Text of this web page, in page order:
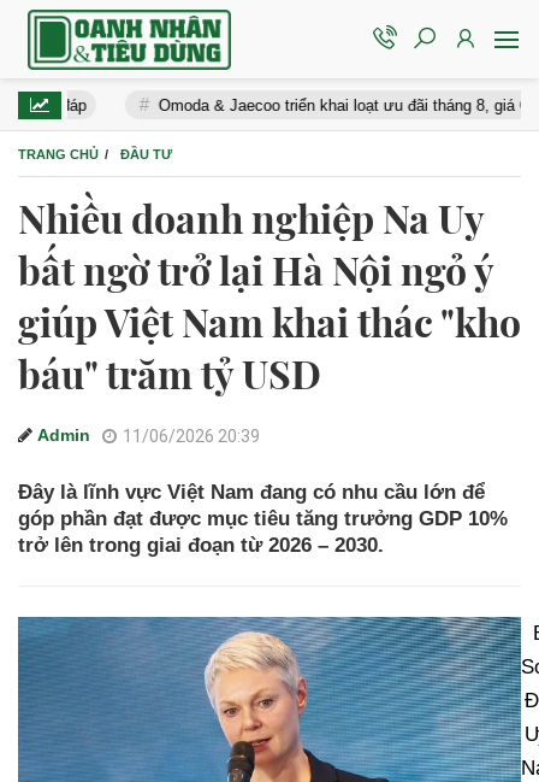
Omoda & Jaecoo triển khai loạt ưu đãi tháng 8, giá Omoda C5
TRANG CHỦ ĐẦU TƯ
Nhiều doanh nghiệp Na Uy
bất ngờ trở lại Hà Nội ngỏ ý
giúp Việt Nam khai thác "kho
báu" trăm tỷ USD
Admin 11/06/2026 20:39
Đây là lĩnh vực Việt Nam đang có nhu cầu lớn để
góp phần đạt được mục tiêu tăng trưởng GDP 10%
trở lên trong giai đoạn từ 2026 – 2030.